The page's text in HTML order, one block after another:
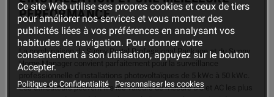
PERFORMANCE
La combinaison du Sunny Portal Professional Package et du Sunny
Home Manager convient parfaitement pour la surveillance
professionnelle d'installations photovoltaïques de 5 kWc à 50 kWc.
Les utilisateurs peuvent lire les valeurs de mesure DC et AC les plus
Ce site Web utilise ses propres cookies et ceux de tiers
pour améliorer nos services et vous montrer des
publicités liées à vos préférences en analysant vos
habitudes de navigation. Pour donner votre
consentement à son utilisation, appuyez sur le bouton
Accepter.
Politique de Confidentialité Personnaliser les cookies